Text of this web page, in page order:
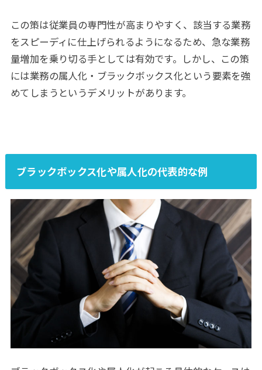
この策は従業員の専門性が高まりやすく、該当する業務
をスピーディに仕上げられるようになるため、急な業務
量増加を乗り切る手としては有効です。しかし、この策
には業務の属人化・ブラックボックス化という要素を強
めてしまうというデメリットがあります。
ブラックボックス化や属人化の代表的な例